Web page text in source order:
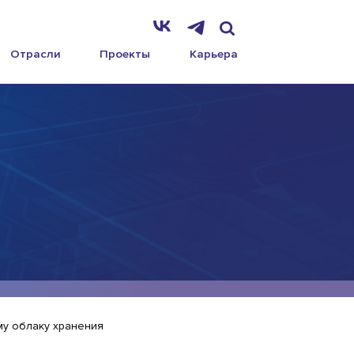
Отрасли Проекты Карьера
облаку хранения